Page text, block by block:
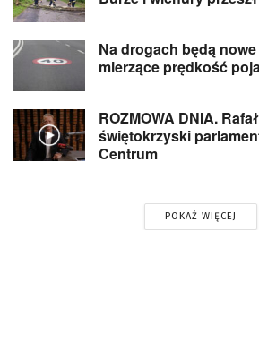
Na drogach będą
mierzące prędkość
ROZMOWA DNIA.
świętokrzyski
Centrum
POKAŻ WIĘCEJ